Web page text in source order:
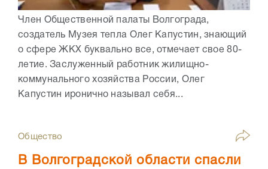
Член Общественной палаты Волгограда,
создатель Музея тепла Олег Капустин, знающий
о сфере ЖКХ буквально все, отмечает свое 80-
летие. Заслуженный работник жилищно-
коммунального хозяйства России, Олег
Капустин иронично называл себя...
Общество
В Волгоградской области спасли